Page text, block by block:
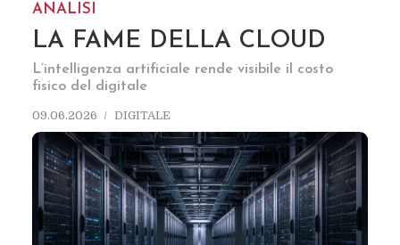
ANALISI
LA FAME DELLA CLOUD
L’intelligenza artificiale rende visibile il costo
fisico del digitale
09.06.2026 DIGITALE